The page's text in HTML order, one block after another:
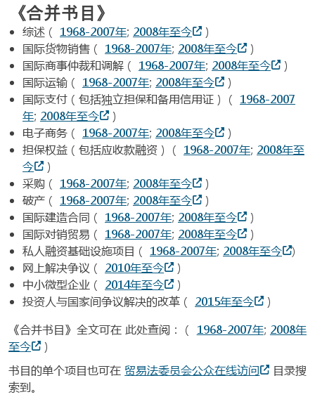
《合并书目》
综述（ 1968-2007年; 2008年至今
）
国际货物销售（ 1968-2007年; 2008年至今
）
国际商事仲裁和调解（ 1968-2007年; 2008年至今
）
国际运输（ 1968-2007年; 2008年至今
）
国际支付（包括独立担保和备用信用证）（ 1968-2007
年; 2008年至今
）
电子商务（ 1968-2007年; 2008年至今
）
担保权益（包括应收款融资）（ 1968-2007年; 2008年至
今
）
采购（ 1968-2007年; 2008年至今
）
破产（ 1968-2007年; 2008年至今
）
国际建造合同（ 1968-2007年; 2008年至今
）
国际对销贸易（ 1968-2007年; 2008年至今
）
私人融资基础设施项目（ 1968-2007年; 2008年至今
)
网上解决争议（ 2010年至今
）
中小微型企业（ 2014年至今
）
投资人与国家间争议解决的改革（ 2015年至今
）
《合并书目》全文可在 此处查阅：（ 1968-2007年; 2008年
至今
）
书目的单个项目也可在 贸易法委员会公众在线访问
目录搜
索到。